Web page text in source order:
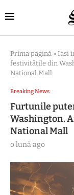
Prima pagină » Iasi
festivitățile din
National Mall
Breaking News
Furtunile
Washington.
National Mall
o lună ago